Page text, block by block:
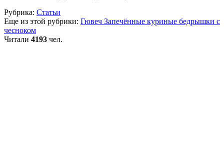
Рубрика: Статьи
Еще из этой рубрики: Гювеч Запечённые куриные бедрышки с
чесноком
Читали 4193 чел.